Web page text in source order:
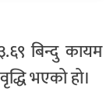
बिन्दु कायम
भएको हो।